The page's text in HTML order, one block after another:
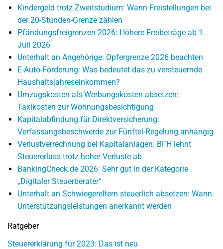
Kindergeld trotz Zweitstudium: Wann Freistellungen bei
der 20-Stunden-Grenze zählen
Pfändungsfreigrenzen 2026: Höhere Freibeträge ab 1.
Juli 2026
Unterhalt an Angehörige: Opfergrenze 2026 beachten
E-Auto-Förderung: Was bedeutet das zu versteuernde
Haushaltsjahreseinkommen?
Umzugskosten als Werbungskosten absetzen:
Taxikosten zur Wohnungsbesichtigung
Kapitalabfindung für Direktversicherung:
Verfassungsbeschwerde zur Fünftel-Regelung anhängig
Verlustverrechnung bei Kapitalanlagen: BFH lehnt
Steuererlass trotz hoher Verluste ab
BankingCheck.de 2026: Sehr gut in der Kategorie
„Digitaler Steuerberater“
Unterhalt an Schwiegereltern steuerlich absetzen: Wann
Unterstützungsleistungen anerkannt werden
Ratgeber
Steuererklärung für 2023: Das ist neu